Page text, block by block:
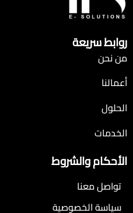
روابط سريعة
من نحن
أعمالنا
الحلول
الخدمات
الأحكام والشروط
تواصل معنا
سياسة الخصوصية